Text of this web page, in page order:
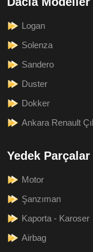
Logan
Solenza
Sandero
Duster
Dokker
Ankara Renault
Yedek Parçalar
Motor
Şanzıman
Kaporta - Karoser
Airbag